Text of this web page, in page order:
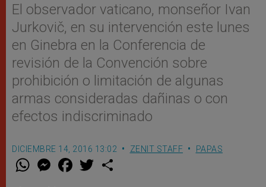
El observador vaticano, monseñor Ivan
Jurkovič, en su intervención este lunes
en Ginebra en la Conferencia de
revisión de la Convención sobre
prohibición o limitación de algunas
armas consideradas dañinas o con
efectos indiscriminado
DICIEMBRE 14, 2016 13:02 ZENIT STAFF PAPAS
W M
e
F
a w